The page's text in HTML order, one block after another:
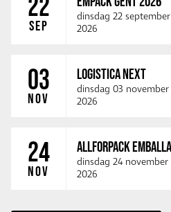
22
SEP
dinsdag 22 september
2026
03
NOV
LOGISTICA NEXT
dinsdag 03 november
2026
24
NOV
ALLFORPACK
dinsdag 24 november
2026